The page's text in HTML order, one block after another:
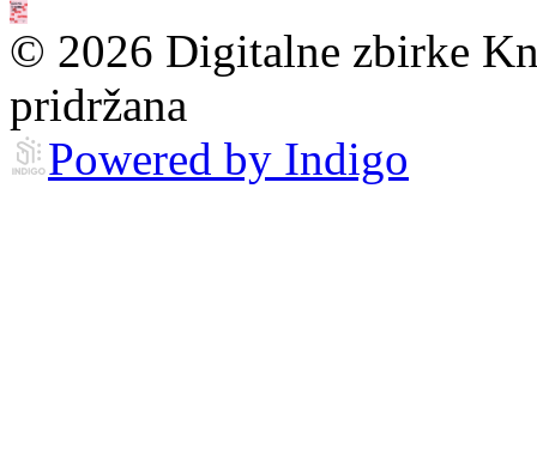
© 2026 Digitalne zbirke
pridržana
Powered by Indigo